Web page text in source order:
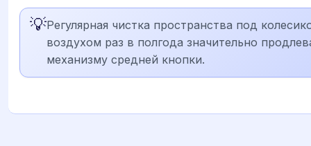
💡Регулярная чистка пространства под
воздухом раз в полгода значительно
механизму средней кнопки.